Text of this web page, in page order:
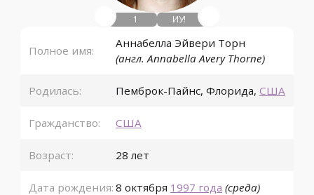
1 ИУ!
Полное имя:
Аннабелла Эйвери Торн
(англ. Annabella Avery Thorne)
Родилась: Пемброк-Пайнс, Флорида, США
Гражданство: США
Возраст: 28 лет
Дата рождения: 8 октября 1997 года (среда)